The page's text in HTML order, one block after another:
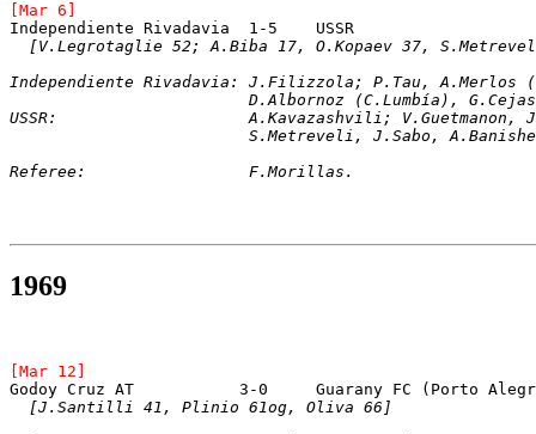
[Mar 6]
Independiente Rivadavia	 1-5	USSR
[V.Legrotaglie 52; A.Biba 17, O.Kopaev 37,
Independiente Rivadavia: J.Filizzola; P.Tau,
D.Albornoz (C.Lumbía),
USSR:			 A.Kavazashvili;
S.Metreveli, J.Sabo,
Referee:		 F.Morillas.
1969
[Mar 12]
Godoy Cruz AT		3-0	Guarany FC (Porto
[J.Santilli 41, Plinio 61og, Oliva 66]